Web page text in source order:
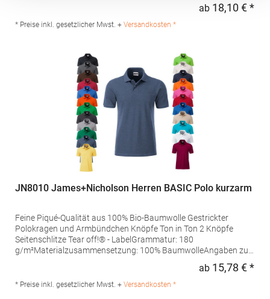
Kingsfordweg 151 1043GR Amsterdam Niederlande E-Mail:
marketing@henbury.com
ab 18,10 € *
* Preise inkl. gesetzlicher Mwst. + Versandkosten *
JN8010 James+Nicholson Herren BASIC Polo kurzarm
Feine Piqué-Qualität aus 100% Bio-Baumwolle Gestrickter
Polokragen und Armbündchen Knöpfe Ton in Ton 2 Knöpfe
Seitenschlitze Tear off!® - LabelGrammatur: 180
g/m²Materialzusammensetzung: 100% BaumwolleAngaben zur
GmbH Vor dem Weißen Stein 25-31 72461 Albstadt Deutschland
E-Mail: info@daiber.de
ab 15,78 € *
* Preise inkl. gesetzlicher Mwst. + Versandkosten *